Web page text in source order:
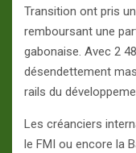
Transition ont pris
remboursant une
gabonaise. Avec 2
désendettement
rails du
Les créanciers
le FMI ou encore la